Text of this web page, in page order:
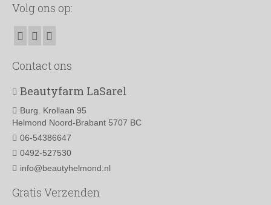
Volg ons op:
Contact ons
Beautyfarm LaSarel
Burg. Krollaan 95
Helmond Noord-Brabant 5707 BC
06-54386647
0492-527530
info@beautyhelmond.nl
Gratis Verzenden